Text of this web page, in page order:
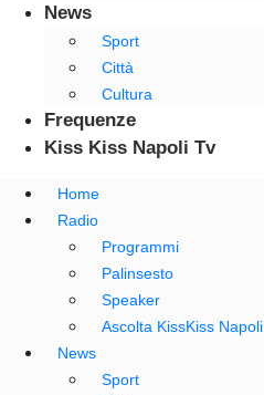
News
Sport
Città
Cultura
Frequenze
Kiss Kiss Napoli Tv
Home
Radio
Programmi
Palinsesto
Speaker
Ascolta KissKiss Napoli
News
Sport